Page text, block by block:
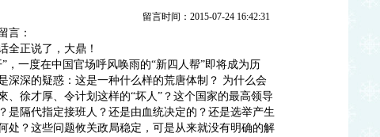
留言时间：2015-07-24 16:42:31
言：
全正说了，大鼎！
”，一度在中国官场呼风唤雨的“新四人帮”即将成为历
深深的疑惑：这是一种什么样的荒唐体制？ 为什么会
、徐才厚、令计划这样的“坏人”？这个国家的最高领导
是隔代指定接班人？还是由血统决定的？还是选举产生
处？这些问题攸关政局稳定，可是从来就没有明确的解